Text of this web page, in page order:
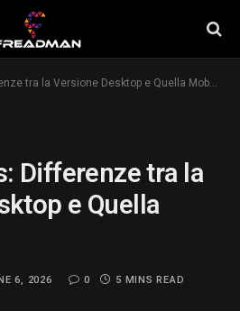
tra la Versione Desktop e Quella Mobile
Differenze tra la
e Quella
6, 2026 0 5 MINS READ